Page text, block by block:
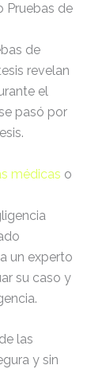
Pruebas de
de
revelan
el
pasó por
médicas o
un experto
su caso y
las
y sin